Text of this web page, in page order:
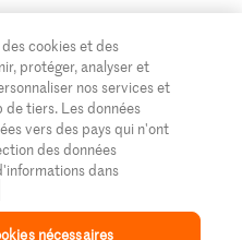
cookies et des
protéger, analyser et
nos services et
de tiers. Les données
vers des pays qui n'ont
des données
dans
nécessaires